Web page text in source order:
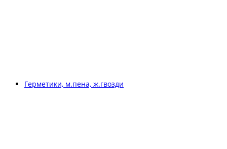
Герметики, м.пена, ж.гвозди